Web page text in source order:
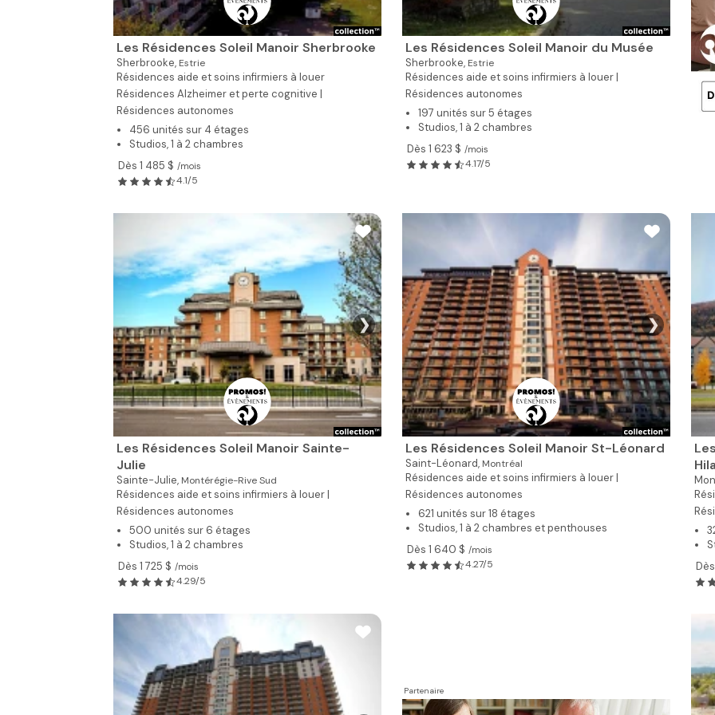
Les Résidences Soleil Manoir Sherbrooke
Sherbrooke, Estrie
Résidences aide et soins infirmiers à louer
Résidences Alzheimer et perte cognitive |
Résidences autonomes
456 unités sur 4 étages
Studios, 1 à 2 chambres
Dès 1 485 $ /mois
4.1/5
Les Résidences Soleil Manoir du Musée
Sherbrooke, Estrie
Résidences aide et soins infirmiers à louer |
Résidences autonomes
197 unités sur 5 étages
Studios, 1 à 2 chambres
Dès 1 623 $ /mois
4.17/5
❯
Les Résidences Soleil Manoir Sainte-
Julie
Sainte-Julie, Montérégie-Rive Sud
Résidences aide et soins infirmiers à louer |
Résidences autonomes
500 unités sur 6 étages
Studios, 1 à 2 chambres
Dès 1 725 $ /mois
4.29/5
❯
Les Résidences Soleil Manoir St-Léonard
Saint-Léonard, Montréal
Résidences aide et soins infirmiers à louer |
Résidences autonomes
621 unités sur 18 étages
Studios, 1 à 2 chambres et penthouses
Dès 1 640 $ /mois
4.27/5
Partenaire